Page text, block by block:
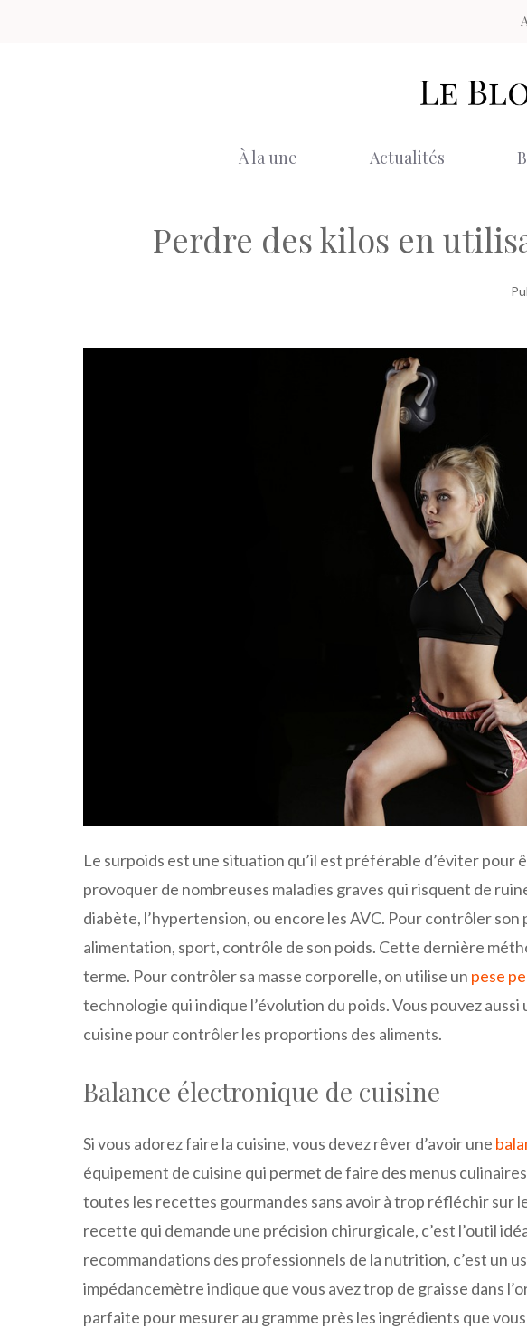
À la une Actualités
Perdre des kilos en
Le surpoids est une situation qu’il est préférable d’éviter pour
provoquer de nombreuses maladies graves qui risquent de
diabète, l’hypertension, ou encore les AVC. Pour contrôler son
alimentation, sport, contrôle de son poids. Cette dernière
terme. Pour contrôler sa masse corporelle, on utilise un pese
technologie qui indique l’évolution du poids. Vous pouvez
cuisine pour contrôler les proportions des aliments.
Balance électronique de cuisine
Si vous adorez faire la cuisine, vous devez rêver d’avoir une
équipement de cuisine qui permet de faire des menus
toutes les recettes gourmandes sans avoir à trop réfléchir sur
recette qui demande une précision chirurgicale, c’est l’outil
recommandations des professionnels de la nutrition, c’est un
impédancemètre indique que vous avez trop de graisse dans
parfaite pour mesurer au gramme près les ingrédients que vous